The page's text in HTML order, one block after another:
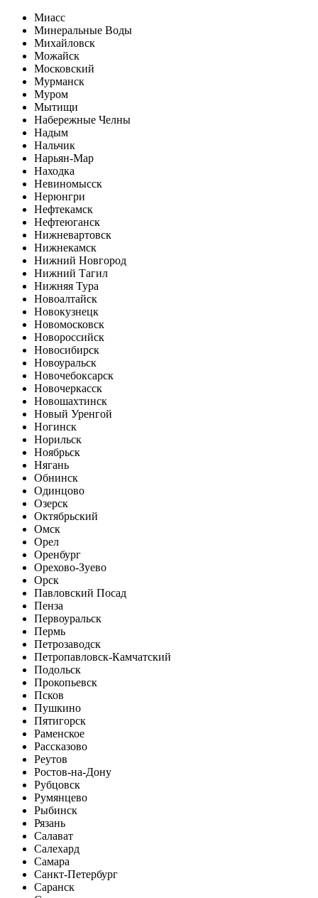
Миасс
Минеральные Воды
Михайловск
Можайск
Московский
Мурманск
Муром
Мытищи
Набережные Челны
Надым
Нальчик
Нарьян-Мар
Находка
Невиномысск
Нерюнгри
Нефтекамск
Нефтеюганск
Нижневартовск
Нижнекамск
Нижний Новгород
Нижний Тагил
Нижняя Тура
Новоалтайск
Новокузнецк
Новомосковск
Новороссийск
Новосибирск
Новоуральск
Новочебоксарск
Новочеркасск
Новошахтинск
Новый Уренгой
Ногинск
Норильск
Ноябрьск
Нягань
Обнинск
Одинцово
Озерск
Октябрьский
Омск
Орел
Оренбург
Орехово-Зуево
Орск
Павловский Посад
Пенза
Первоуральск
Пермь
Петрозаводск
Петропавловск-Камчатский
Подольск
Прокопьевск
Псков
Пушкино
Пятигорск
Раменское
Рассказово
Реутов
Ростов-на-Дону
Рубцовск
Румянцево
Рыбинск
Рязань
Салават
Салехард
Самара
Санкт-Петербург
Саранск